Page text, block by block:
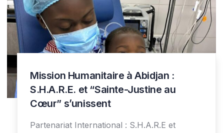
Mission Humanitaire à Abidjan :
S.H.A.R.E. et “Sainte-Justine au
Cœur” s’unissent
Partenariat International : S.H.A.R.E et